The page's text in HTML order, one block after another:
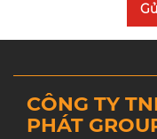
CÔNG TY
PHÁT